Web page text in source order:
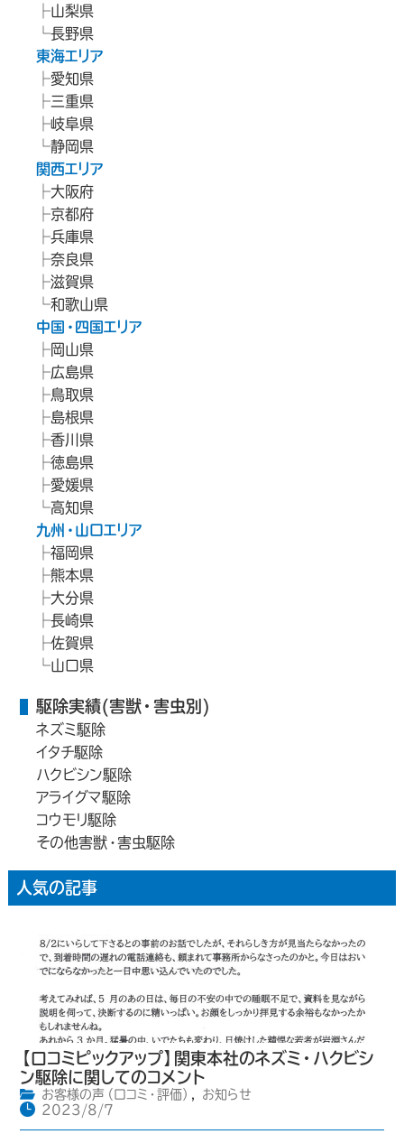
山梨県
長野県
東海エリア
愛知県
三重県
岐阜県
静岡県
関西エリア
大阪府
京都府
兵庫県
奈良県
滋賀県
和歌山県
中国・四国エリア
岡山県
広島県
鳥取県
島根県
香川県
徳島県
愛媛県
高知県
九州・山口エリア
福岡県
熊本県
大分県
長崎県
佐賀県
山口県
駆除実績(害獣・害虫別)
ネズミ駆除
イタチ駆除
ハクビシン駆除
アライグマ駆除
コウモリ駆除
その他害獣・害虫駆除
人気の記事
【口コミピックアップ】関東本社のネズミ・ハクビシ
ン駆除に関してのコメント
お客様の声（口コミ・評価） ,
お知らせ
2023/8/7